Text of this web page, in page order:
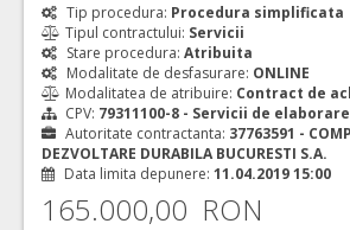
Tip procedura: Procedura simplificata
Tipul contractului: Servicii
Stare procedura: Atribuita
Modalitate de desfasurare: ONLINE
Modalitatea de atribuire: Contract de
CPV: 79311100-8 - Servicii de
Autoritate contractanta: 37763591 -
DEZVOLTARE DURABILA BUCURESTI S.A.
Data limita depunere: 11.04.2019 15:00
165.000,00 RON